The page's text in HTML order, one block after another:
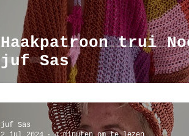
Haakpatroon trui
juf Sas
juf Sas